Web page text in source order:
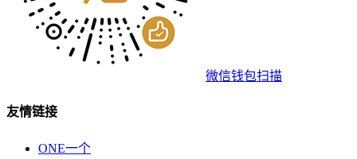
微信钱包扫描
友情链接
ONE一个